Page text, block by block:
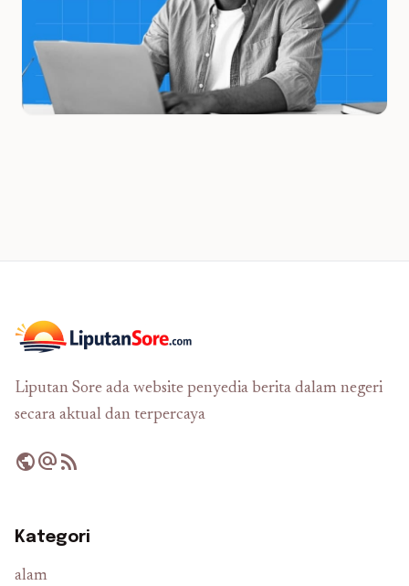
Liputan Sore ada website penyedia berita dalam negeri
secara aktual dan terpercaya
publicalternate_emailrss_feed
Kategori
alam